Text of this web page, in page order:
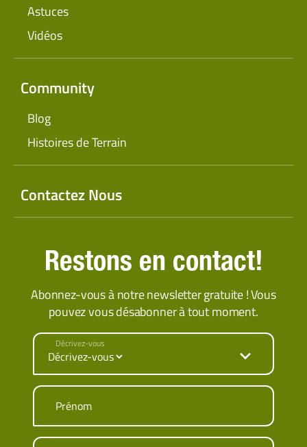
Astuces
Vidéos
Community
Blog
Histoires de Terrain
Contactez Nous
Restons en contact!
Abonnez-vous à notre newsletter gratuite ! Vous
pouvez vous désabonner à tout moment.
Décrivez-vous
Prénom